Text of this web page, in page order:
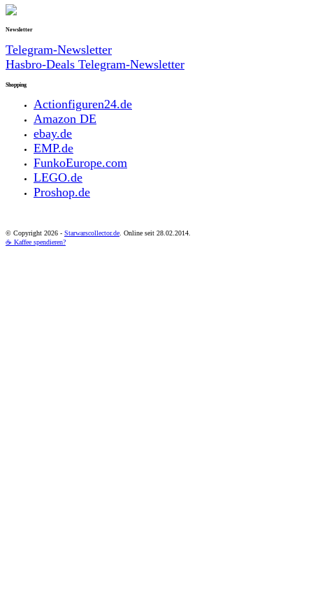
Newsletter
Telegram-Newsletter
Hasbro-Deals Telegram-Newsletter
Shopping
Actionfiguren24.de
Amazon DE
ebay.de
EMP.de
FunkoEurope.com
LEGO.de
Proshop.de
© Copyright 2026 - Starwarscollector.de. Online seit 28.02.2014.
☕ Kaffee spendieren?